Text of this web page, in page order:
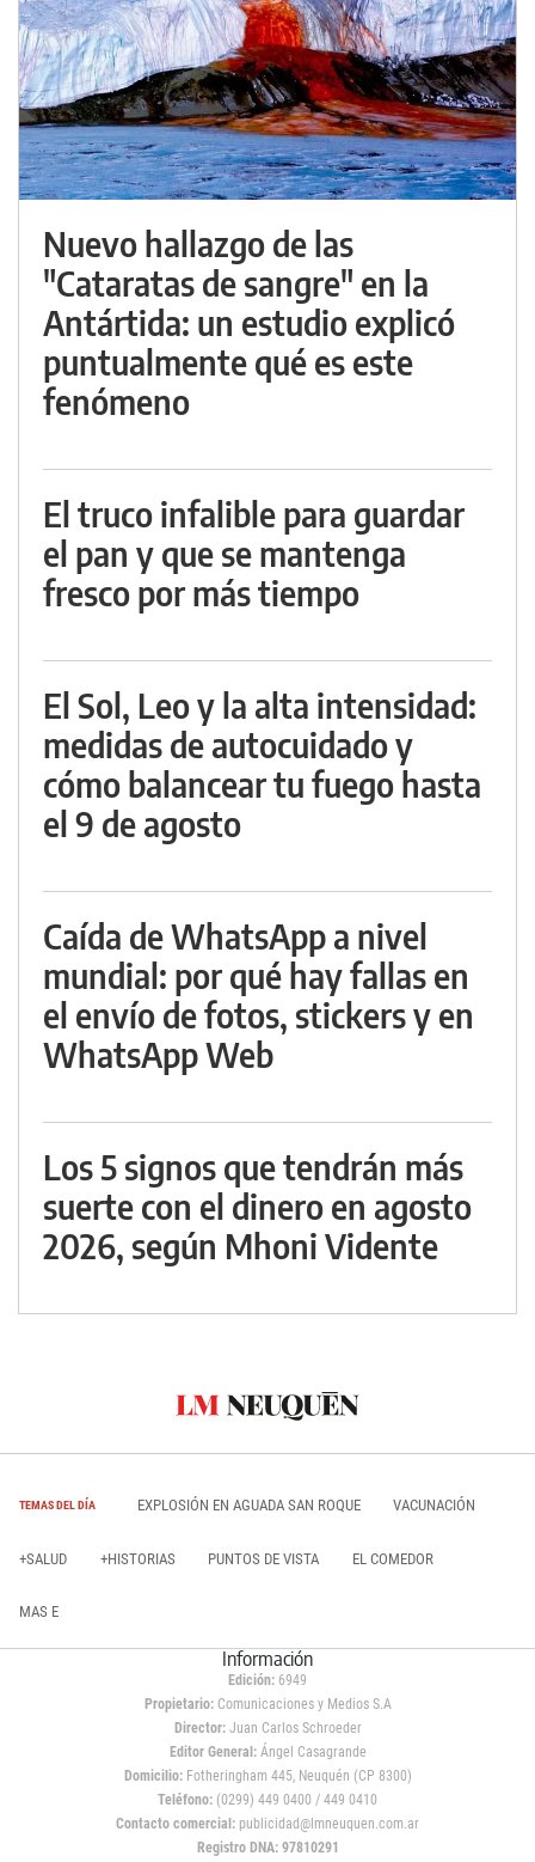
Nuevo hallazgo de las
"Cataratas de sangre" en la
Antártida: un estudio explicó
puntualmente qué es este
fenómeno
El truco infalible para guardar
el pan y que se mantenga
fresco por más tiempo
El Sol, Leo y la alta intensidad:
medidas de autocuidado y
cómo balancear tu fuego hasta
el 9 de agosto
Caída de WhatsApp a nivel
mundial: por qué hay fallas en
el envío de fotos, stickers y en
WhatsApp Web
Los 5 signos que tendrán más
suerte con el dinero en agosto
2026, según Mhoni Vidente
TEMAS DEL DÍA EXPLOSIÓN EN AGUADA SAN ROQUE VACUNACIÓN
+SALUD +HISTORIAS PUNTOS DE VISTA EL COMEDOR
MAS E
Información
Edición: 6949
Propietario:Comunicaciones y Medios S.A
Director: Juan Carlos Schroeder
Editor General:Ángel Casagrande
Domicilio:Fotheringham 445, Neuquén (CP 8300)
Teléfono: (0299) 449 0400 / 449 0410
Contacto comercial: publicidad@lmneuquen.com.ar
Registro DNA: 97810291